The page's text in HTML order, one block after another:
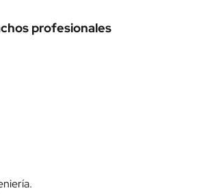
profesionales